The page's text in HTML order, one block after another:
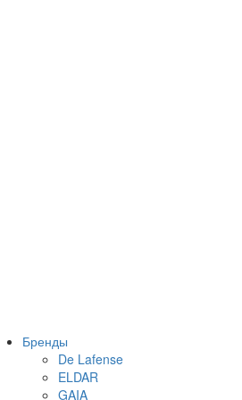
Бренды
De Lafense
ELDAR
GAIA